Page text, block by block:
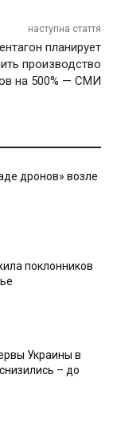
наступна стаття
планирует
производство
на 500% — СМИ
дронов» возле
поклонников
Украины в
– до